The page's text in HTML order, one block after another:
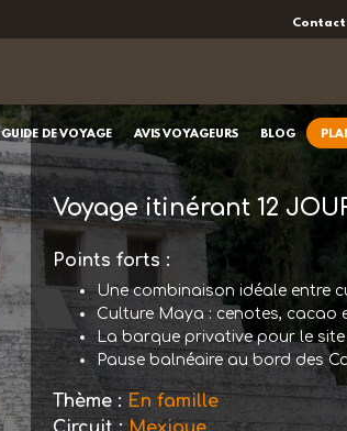
GUIDE DE VOYAGE AVIS VOYAGEURS BLOG
Voyage itinérant 12
Points forts :
Une combinaison idéale entre
Culture Maya : cenotes, cacao
La barque privative pour le site
Pause balnéaire au bord des
Thème : En famille